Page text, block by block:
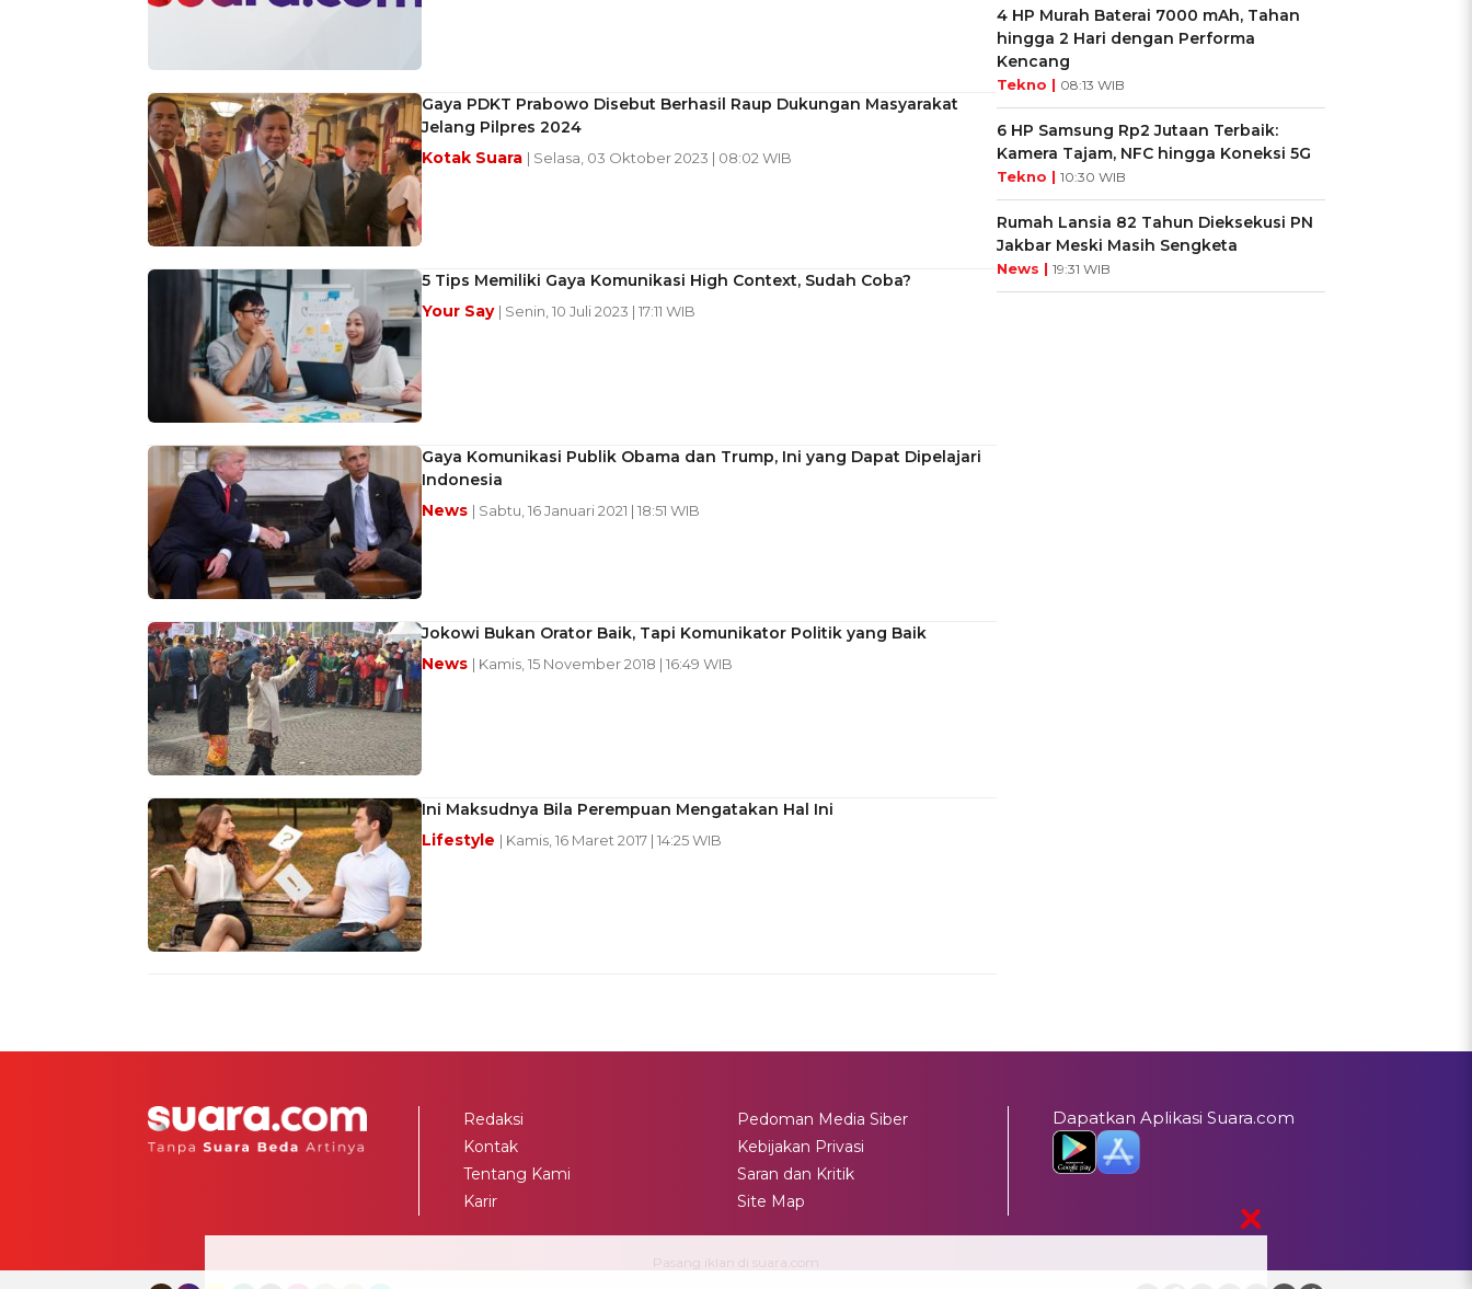
Gaya PDKT Prabowo Disebut Berhasil Raup Dukungan Masyarakat
Jelang Pilpres 2024
Kotak Suara | Selasa, 03 Oktober 2023 | 08:02 WIB
5 Tips Memiliki Gaya Komunikasi High Context, Sudah Coba?
Your Say | Senin, 10 Juli 2023 | 17:11 WIB
Gaya Komunikasi Publik Obama dan Trump, Ini yang Dapat Dipelajari
Indonesia
News | Sabtu, 16 Januari 2021 | 18:51 WIB
Jokowi Bukan Orator Baik, Tapi Komunikator Politik yang Baik
News | Kamis, 15 November 2018 | 16:49 WIB
Ini Maksudnya Bila Perempuan Mengatakan Hal Ini
Lifestyle | Kamis, 16 Maret 2017 | 14:25 WIB
4 HP Murah Baterai 7000 mAh, Tahan
hingga 2 Hari dengan Performa
Kencang
Tekno | 08:13 WIB
6 HP Samsung Rp2 Jutaan Terbaik:
Kamera Tajam, NFC hingga Koneksi 5G
Tekno | 10:30 WIB
Rumah Lansia 82 Tahun Dieksekusi PN
Jakbar Meski Masih Sengketa
News | 19:31 WIB
Redaksi
Kontak
Tentang Kami
Karir
Pedoman Media Siber
Kebijakan Privasi
Saran dan Kritik
Site Map
Dapatkan Aplikasi Suara.com